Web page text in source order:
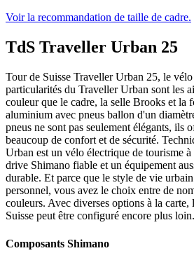
Voir la recommandation de taille de cadre.
TdS Traveller Urban 25
Tour de Suisse Traveller Urban 25, le
particularités du Traveller Urban sont les
couleur que le cadre, la selle Brooks et la
aluminium avec pneus ballon d'un
pneus ne sont pas seulement élégants, ils
beaucoup de confort et de sécurité.
Urban est un vélo électrique de tourisme
drive Shimano fiable et un équipement
durable. Et parce que le style de vie
personnel, vous avez le choix entre de
couleurs. Avec diverses options à la
Suisse peut être configuré encore plus loin.
Composants Shimano